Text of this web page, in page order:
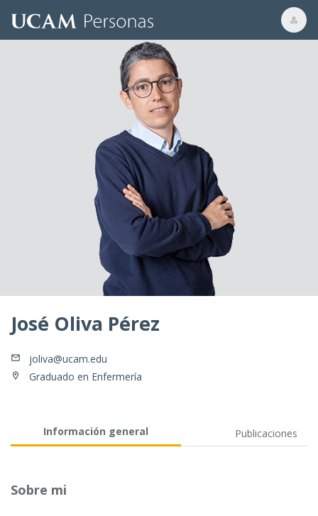
José Oliva Pérez
joliva@ucam.edu
Graduado en Enfermería
Información general Publicaciones
Sobre mi